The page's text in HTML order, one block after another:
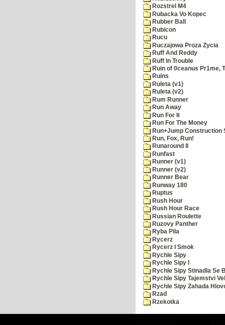
Rozstrel M4
Rubacka Vo Kopec
Rubber Ball
Rubicon
Rucu
Ruczajowa Proza Zycia
Ruff And Reddy
Ruff In Trouble
Ruin of 0ceanus Pr1me,
Ruins
Ruleta (v1)
Ruleta (v2)
Rum Runner
Run Away
Run For It
Run For The Money
Run+Jump Construction
Run, Fox, Run!
Runaround II
Runfast
Runner (v1)
Runner (v2)
Runner Bear
Runway 180
Ruptus
Rush Hour
Rush Hour Race
Russian Roulette
Ruzovy Panther
Ryba Pila
Rycerz
Rycerz I Smok
Rychle Sipy
Rychle Sipy I
Rychle Sipy Stinadla Se
Rychle Sipy Tajemstvi
Rychle Sipy Zahada
Rzad
Rzekotka